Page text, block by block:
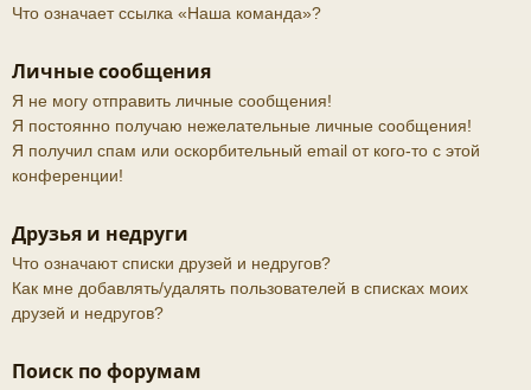
Что означает ссылка «Наша команда»?
Личные сообщения
Я не могу отправить личные сообщения!
Я постоянно получаю нежелательные личные сообщения!
Я получил спам или оскорбительный email от кого-то с этой
конференции!
Друзья и недруги
Что означают списки друзей и недругов?
Как мне добавлять/удалять пользователей в списках моих
друзей и недругов?
Поиск по форумам